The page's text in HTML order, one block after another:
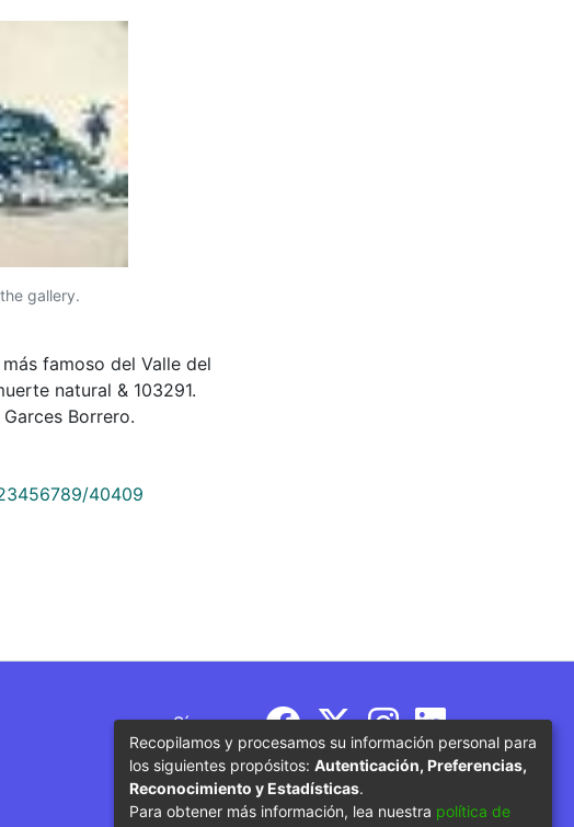
gallery.
famoso del Valle del
natural & 103291.
Borrero.
40409
Síguenos
Recopilamos y procesamos su información personal para
los siguientes propósitos: Autenticación, Preferencias,
Reconocimiento y Estadísticas.
Para obtener más información, lea nuestra política de